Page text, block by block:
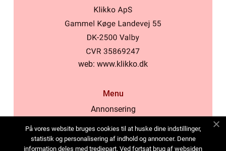
web: www.klikko.dk
Menu
Annonsering
Cookies
På vores website bruges cookies til at huske dine indstillinger,
statistik og personalisering af indhold og annoncer. Denne
information deles med tredjepart. Ved fortsat brug af websiden